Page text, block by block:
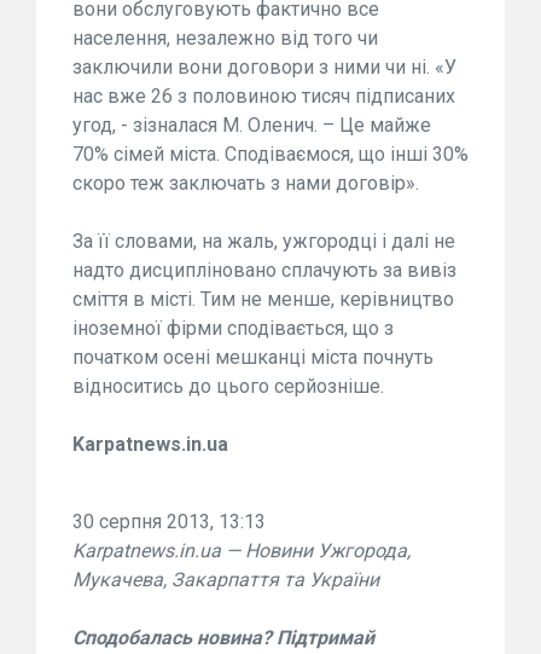
вони обслуговують фактично все
населення, незалежно від того чи
заключили вони договори з ними чи ні. «У
нас вже 26 з половиною тисяч підписаних
угод, - зізналася М. Оленич. – Це майже
70% сімей міста. Сподіваємося, що інші 30%
скоро теж заключать з нами договір».
За її словами, на жаль, ужгородці і далі не
надто дисципліновано сплачують за вивіз
сміття в місті. Тим не менше, керівництво
іноземної фірми сподівається, що з
початком осені мешканці міста почнуть
відноситись до цього серйозніше.
Karpatnews.in.ua
30 серпня 2013, 13:13
Karpatnews.in.ua — Новини Ужгорода,
Мукачева, Закарпаття та України
Сподобалась новина? Підтримай